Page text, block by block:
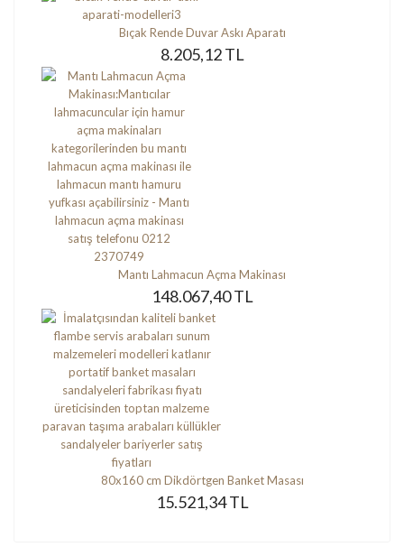
Bıçak Rende Duvar Askı Aparatı
8.205,12 TL
Mantı Lahmacun Açma Makinası
148.067,40 TL
80x160 cm Dikdörtgen Banket Masası
15.521,34 TL